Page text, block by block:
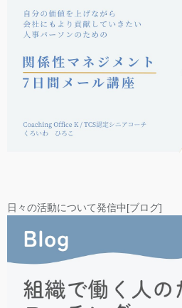
日々の活動について発信中[ブログ]